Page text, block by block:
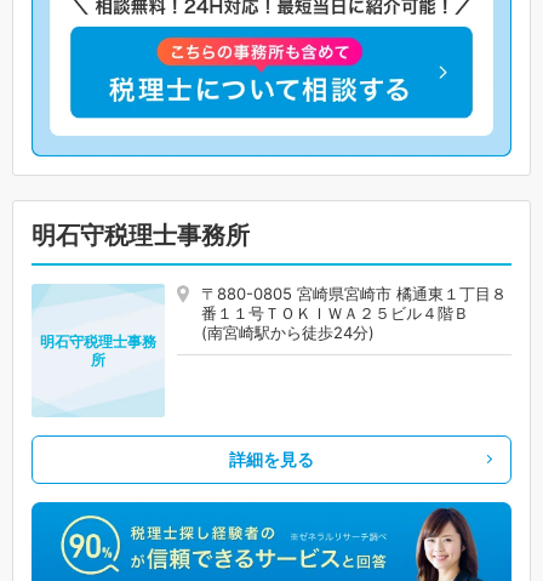
明石守税理士事務所
〒880-0805 宮崎県宮崎市 橘通東１丁目８
番１１号ＴＯＫＩＷＡ２５ビル４階Ｂ
(南宮崎駅から徒歩24分)
明石守税理士事務
所
詳細を見る